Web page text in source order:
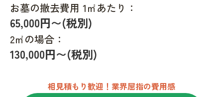
お墓の撤去費用 1㎡あたり：
65,000円〜(税別)
2㎡の場合：
130,000円〜(税別)
相見積もり歓迎！業界屈指の費用感